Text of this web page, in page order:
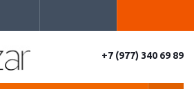
+7 (977) 340 69 89